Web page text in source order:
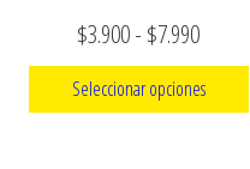
$3.900- $7.990Rango
de
precios:
Seleccionar opciones